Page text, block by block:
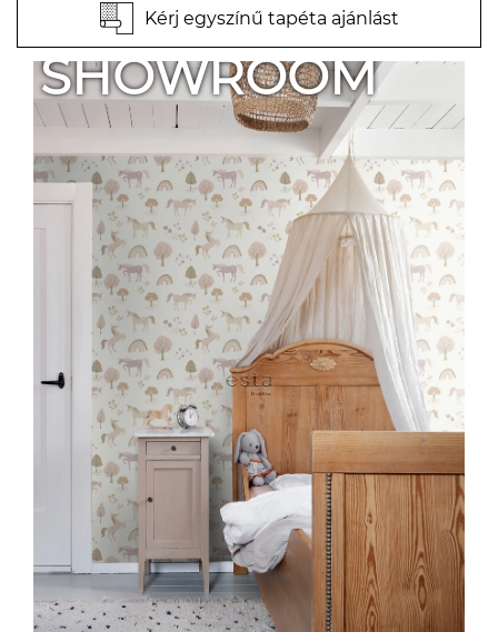
Kérj egyszínű tapéta ajánlást
SHOWROOM